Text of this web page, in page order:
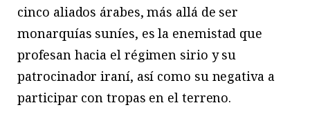
cinco aliados árabes, más allá de ser
monarquías suníes, es la enemistad que
profesan hacia el régimen sirio y su
patrocinador iraní, así como su negativa a
participar con tropas en el terreno.